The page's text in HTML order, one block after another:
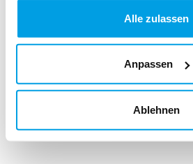
Alle zulassen
Anpassen
Ablehnen